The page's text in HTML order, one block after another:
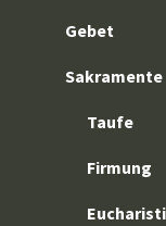
Gebet
Sakramente
Taufe
Firmung